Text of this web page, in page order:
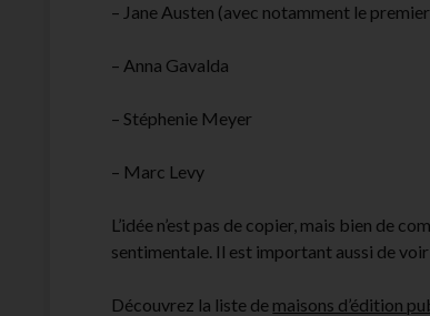
– Jane Austen (avec notamment le
– Anna Gavalda
– Stéphenie Meyer
– Marc Levy
L’idée n’est pas de copier, mais bien de
sentimentale. Il est important aussi de
Découvrez la liste de maisons d’édition